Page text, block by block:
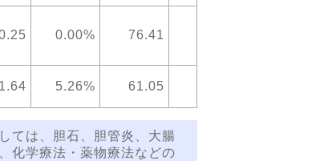
0.00% 76.41
5.26% 61.05
ては、胆石、胆管炎、大腸
化学療法・薬物療法などの